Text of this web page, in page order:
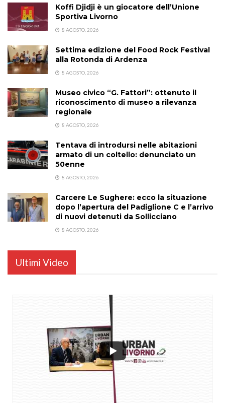
Koffi Djidji è un giocatore dell’Unione
Sportiva Livorno
8 AGOSTO, 2026
Settima edizione del Food Rock Festival
alla Rotonda di Ardenza
8 AGOSTO, 2026
Museo civico “G. Fattori”: ottenuto il
riconoscimento di museo a rilevanza
regionale
8 AGOSTO, 2026
Tentava di introdursi nelle abitazioni
armato di un coltello: denunciato un
50enne
8 AGOSTO, 2026
Carcere Le Sughere: ecco la situazione
dopo l’apertura del Padiglione C e l’arrivo
di nuovi detenuti da Sollicciano
8 AGOSTO, 2026
Ultimi Video